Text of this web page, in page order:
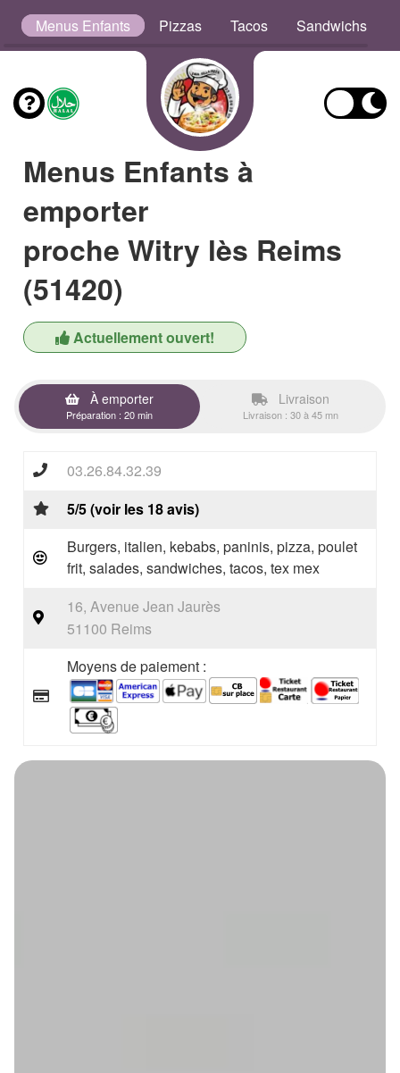
Menus Enfants Pizzas Tacos Sandwichs
Menus Enfants à
emporter
proche Witry lès Reims
(51420)
Actuellement ouvert!
À emporter
Préparation : 20 min
Livraison
Livraison : 30 à 45 mn
03.26.84.32.39
5/5 (voir les 18 avis)
Burgers, italien, kebabs, paninis, pizza, poulet
frit, salades, sandwiches, tacos, tex mex
16, Avenue Jean Jaurès
51100 Reims
Moyens de paiement :